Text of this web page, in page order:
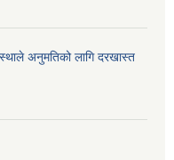
अनुमतिको लागि दरखास्त